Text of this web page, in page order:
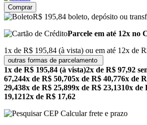
Comprar
R$ 195,84 boleto, depósito ou
Parcele em até 12x no
1x de R$ 195,84 (à vista) ou em até 12x de
outras formas de parcelamento
1x de R$ 195,84 (à vista)2x de R$ 97,92
67,244x de R$ 50,705x de R$ 40,776x de
29,438x de R$ 25,899x de R$ 23,1310x de
19,1212x de R$ 17,62
Calcular frete e prazo